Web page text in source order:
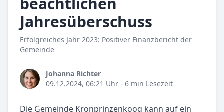
Jahresüberschuss
Erfolgreiches Jahr 2023: Positiver Finanzbericht der
Gemeinde
Johanna Richter
09.12.2024, 06:21 Uhr - 6 min Lesezeit
Die Gemeinde Kronprinzenkoog kann auf ein